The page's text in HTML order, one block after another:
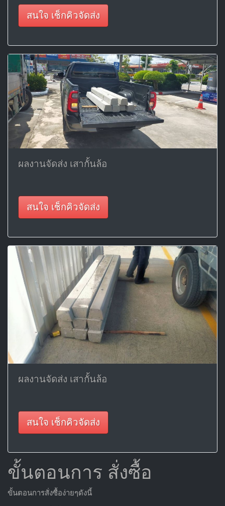
สนใจ เช็กคิวจัดส่ง
ผลงานจัดส่ง เสากั้นล้อ
สนใจ เช็กคิวจัดส่ง
ผลงานจัดส่ง เสากั้นล้อ
สนใจ เช็กคิวจัดส่ง
ขั้นตอนการ สั่งซื้อ
ขั้นตอนการสั่งซื้อง่ายๆดังนี้